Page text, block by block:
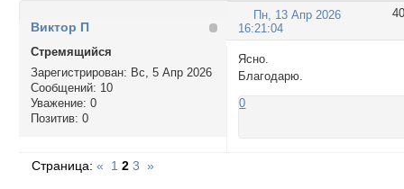
40
Пн, 13 Апр 2026
16:21:04
Виктор П
Стремящийся
Зарегистрирован: Вс, 5 Апр 2026
Сообщений: 10
Уважение: 0
Позитив: 0
Ясно.
Благодарю.
0
Страница:« 1 2 3 »